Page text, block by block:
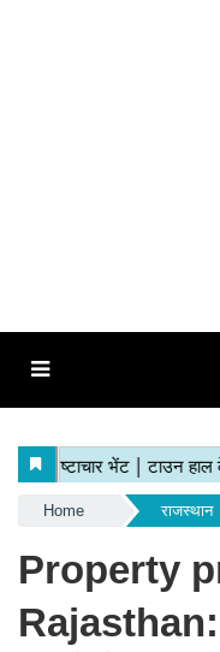
Home राजस्थान
Property
Rajasthan: